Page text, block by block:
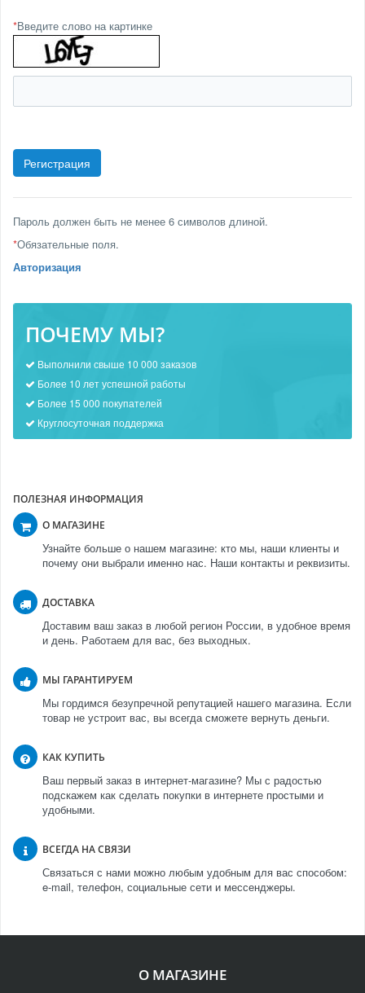
*Введите слово на картинке
Пароль должен быть не менее 6 символов длиной.
*Обязательные поля.
Авторизация
ПОЧЕМУ МЫ?
Выполнили свыше 10 000 заказов
Более 10 лет успешной работы
Более 15 000 покупателей
Круглосуточная поддержка
ПОЛЕЗНАЯ ИНФОРМАЦИЯ
О МАГАЗИНЕ
Узнайте больше о нашем магазине: кто мы, наши клиенты и
почему они выбрали именно нас. Наши контакты и реквизиты.
ДОСТАВКА
Доставим ваш заказ в любой регион России, в удобное время
и день. Работаем для вас, без выходных.
МЫ ГАРАНТИРУЕМ
Мы гордимся безупречной репутацией нашего магазина. Если
товар не устроит вас, вы всегда сможете вернуть деньги.
КАК КУПИТЬ
Ваш первый заказ в интернет-магазине? Мы с радостью
подскажем как сделать покупки в интернете простыми и
удобными.
ВСЕГДА НА СВЯЗИ
Связаться с нами можно любым удобным для вас способом:
e-mail, телефон, социальные сети и мессенджеры.
О МАГАЗИНЕ